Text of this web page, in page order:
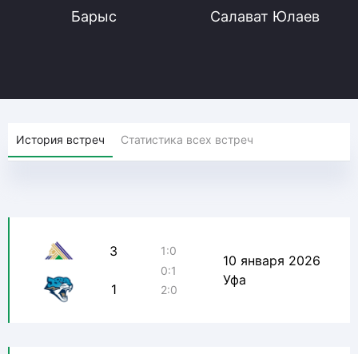
Барыс Салават Юлаев
История встреч Статистика всех встреч
3
1
1:0
0:1
2:0
10 января 2026
Уфа